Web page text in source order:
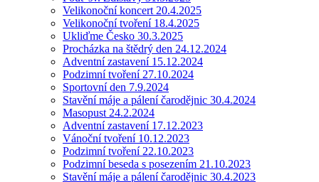
Velikonoční koncert 20.4.2025
Velikonoční tvoření 18.4.2025
Ukliďme Česko 30.3.2025
Procházka na štědrý den 24.12.2024
Adventní zastavení 15.12.2024
Podzimní tvoření 27.10.2024
Sportovní den 7.9.2024
Stavění máje a pálení čarodějnic 30.4.2024
Masopust 24.2.2024
Adventní zastavení 17.12.2023
Vánoční tvoření 10.12.2023
Podzimní tvoření 22.10.2023
Podzimní beseda s posezením 21.10.2023
Stavění máje a pálení čarodějnic 30.4.2023